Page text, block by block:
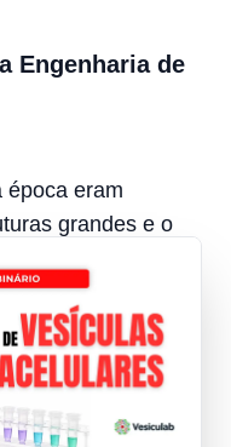
Engenharia de
época eram
grandes e o
e metal. Esses
com sistemas
e promover
esses
significativo em